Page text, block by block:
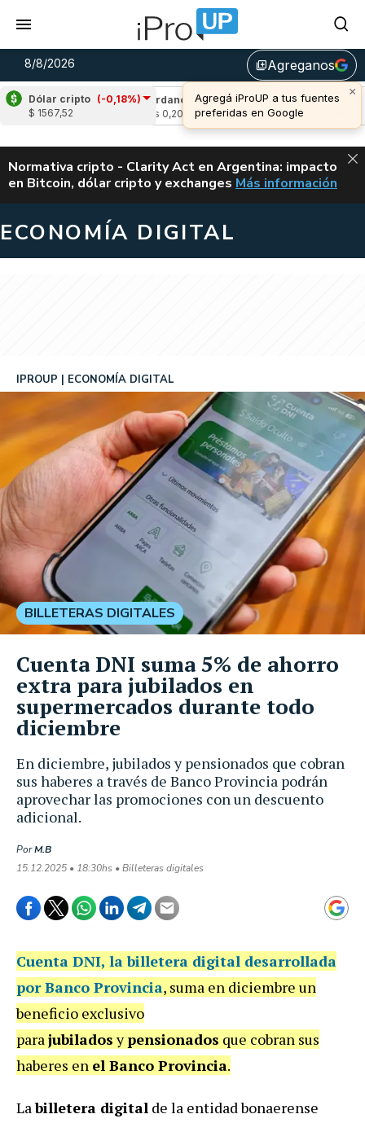
8/8/2026 library_addAgreganos
×
Agregá iProUP a tus fuentes
preferidas en Google
Dólar cripto (-0,18%)
$ 1567,52
Cardano (-0,57%)
Avalanche
u$s 6,55
ALERTA
Normativa cripto - Clarity Act en Argentina: impacto
en Bitcoin, dólar cripto y exchanges CLARITY ACT EN
Más información
ECONOMÍA DIGITAL
En diciembre, jubilados y pensionados que cobran
sus haberes a través de Banco Provincia podrán
aprovechar las promociones con un descuento
adicional.
IPROUP ECONOMÍA DIGITAL
PorM.B
15.12.2025 • 18:30hs • Billeteras digitales
BILLETERAS DIGITALES
Cuenta DNI suma 5% de ahorro
extra para jubilados en
supermercados durante todo
diciembre
Cuenta DNI, la billetera digital desarrollada
por Banco Provincia, suma en diciembre un
beneficio exclusivo
parajubiladosypensionados que cobran sus
haberes en el Banco Provincia.
Labilletera digital de la entidad bonaerense